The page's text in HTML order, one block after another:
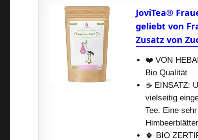
JoviTea®
geliebt von
Zusatz von
❤️ VON
Bio Qualität
☕️ EINSATZ:
vielseitig
Tee. Eine
🍀 BIO